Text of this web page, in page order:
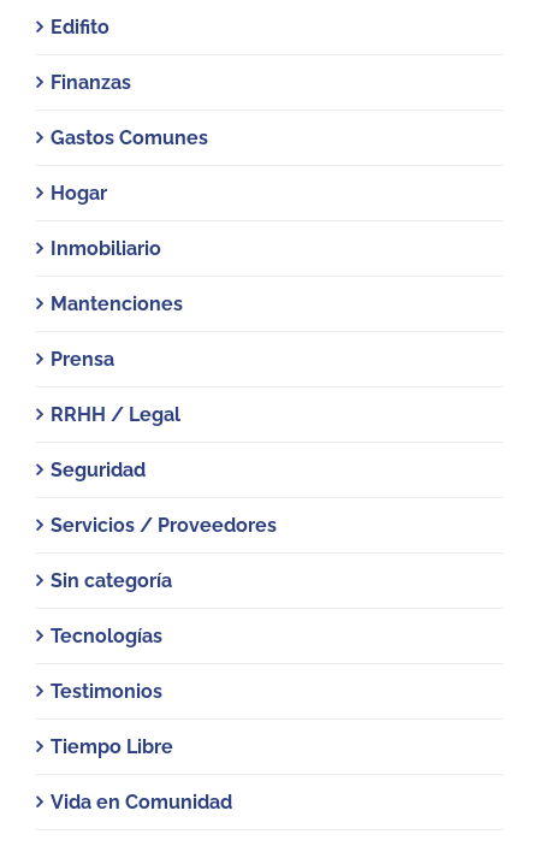
Edifito
Finanzas
Gastos Comunes
Hogar
Inmobiliario
Mantenciones
Prensa
RRHH / Legal
Seguridad
Servicios / Proveedores
Sin categoría
Tecnologías
Testimonios
Tiempo Libre
Vida en Comunidad